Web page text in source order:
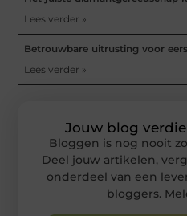
Lees verder »
Betrouwbare uitrusting voor
Lees verder »
Jouw blog
Bloggen is nog nooit
Deel jouw artikelen,
onderdeel van een
bloggers.